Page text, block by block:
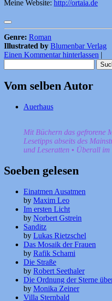
Meine Website: http://ortaia.de
Genre: Roman
Illustrated by Blumenbar Verlag
Einen Kommentar hinterlassen |
nach:
Vom selben Autor
Auerhaus
Mit Büchern das gefrorene
Lesetipps abseits des
und Leseratten • Überall
Soeben gelesen
Einatmen Ausatmen
by Maxim Leo
Im ersten Licht
by Norbert Gstrein
Sanditz
by Lukas Rietzschel
Das Mosaik der Frauen
by Rafik Schami
Die Straße
by Robert Seethaler
Die Ordnung der Sterne
by Monika Zeiner
Villa Sternbald